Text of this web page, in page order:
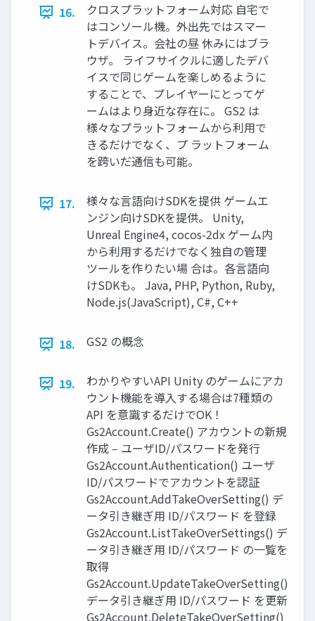
16.
クロスプラットフォーム対応 ⾃宅で
はコンソール機。外出先ではスマー
トデバイス。会社の昼 休みにはブラ
ウザ。 ライフサイクルに適したデバ
イスで同じゲームを楽しめるように
することで、プレイヤーにとってゲ
ームはより⾝近な存在に。 GS2 は
様々なプラットフォームから利⽤で
きるだけでなく、プ ラットフォーム
を跨いだ通信も可能。
17.
様々な⾔語向けSDKを提供 ゲームエ
ンジン向けSDKを提供。 Unity,
Unreal Engine4, cocos-2dx ゲーム内
から利⽤するだけでなく独⾃の管理
ツールを作りたい場 合は。各⾔語向
けSDKも。 Java, PHP, Python, Ruby,
Node.js(JavaScript), C#, C++
18. GS2 の概念
19.
わかりやすいAPI Unity のゲームにアカ
ウント機能を導⼊する場合は7種類の
API を意識するだけでOK！
Gs2Account.Create() アカウントの新規
作成 ‒ ユーザID/パスワードを発⾏
Gs2Account.Authentication() ユーザ
ID/パスワードでアカウントを認証
Gs2Account.AddTakeOverSetting() デ
ータ引き継ぎ⽤ ID/パスワード を登録
Gs2Account.ListTakeOverSettings() デ
ータ引き継ぎ⽤ ID/パスワード の⼀覧を
取得
Gs2Account.UpdateTakeOverSetting()
データ引き継ぎ⽤ ID/パスワード を更新
Gs2Account.DeleteTakeOverSetting()